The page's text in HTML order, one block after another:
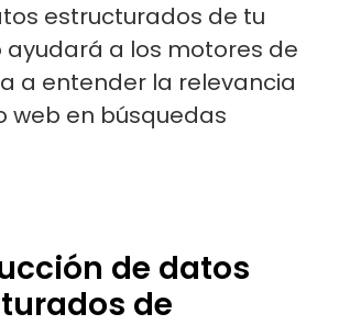
estructurados de tu
ayudará a los motores de
a entender la relevancia
web en búsquedas
de datos
de